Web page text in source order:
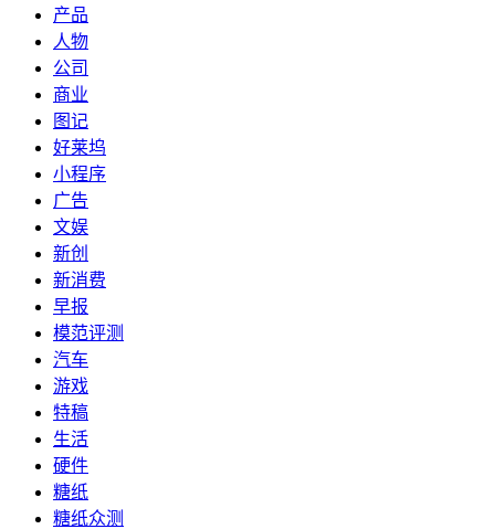
产品
人物
公司
商业
图记
好莱坞
小程序
广告
文娱
新创
新消费
早报
模范评测
汽车
游戏
特稿
生活
硬件
糖纸
糖纸众测